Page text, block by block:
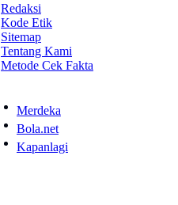
Redaksi
Kode Etik
Sitemap
Tentang Kami
Metode Cek Fakta
Merdeka
Bola.net
Kapanlagi